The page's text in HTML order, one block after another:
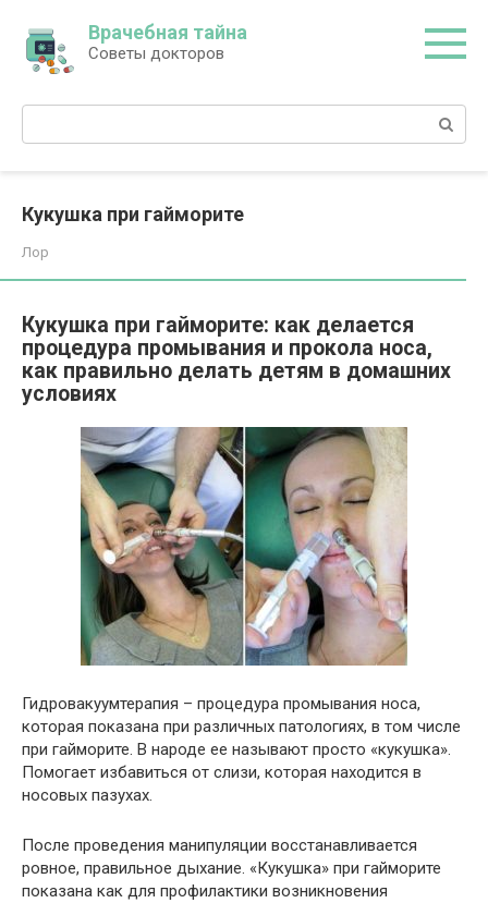
контенту
Врачебная тайна
Советы докторов
Поиск:
Кукушка при гайморите
Лор
Кукушка при гайморите: как делается
процедура промывания и прокола носа,
как правильно делать детям в домашних
условиях
Гидровакуумтерапия – процедура промывания носа,
которая показана при различных патологиях, в том числе
при гайморите. В народе ее называют просто «кукушка».
Помогает избавиться от слизи, которая находится в
носовых пазухах.
После проведения манипуляции восстанавливается
ровное, правильное дыхание. «Кукушка» при гайморите
показана как для профилактики возникновения